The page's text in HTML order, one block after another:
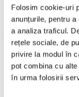
Folosim cookie-uri
anunțurile, pentru
a analiza traficul.
rețele sociale, de
privire la modul în
pot combina cu
în urma folosirii
2026
2025